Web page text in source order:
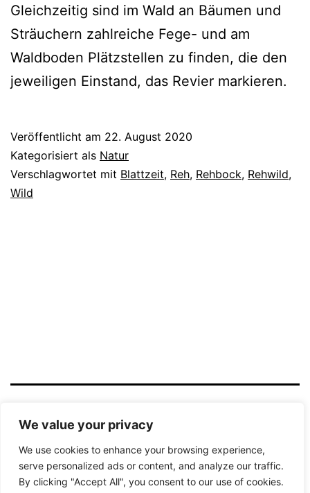
We value your privacy
We use cookies to enhance your browsing experience,
serve personalized ads or content, and analyze our traffic.
By clicking "Accept All", you consent to our use of cookies.
Gleichzeitig sind im Wald an Bäumen und
Sträuchern zahlreiche Fege- und am
Waldboden Plätzstellen zu finden, die den
jeweiligen Einstand, das Revier markieren.
Veröffentlicht am 22. August 2020
Kategorisiert als Natur
Verschlagwortet mit Blattzeit, Reh, Rehbock, Rehwild,
Wild
LICHTBILD HAMM
Datenschutzerklärung
Stolz präsentiert vonWordPress.